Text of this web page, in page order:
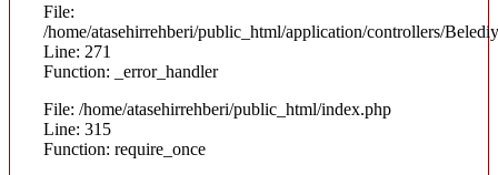
File:
/home/atasehirrehberi/public_html/application/controllers/
Line: 271
Function: _error_handler
File: /home/atasehirrehberi/public_html/index.php
Line: 315
Function: require_once